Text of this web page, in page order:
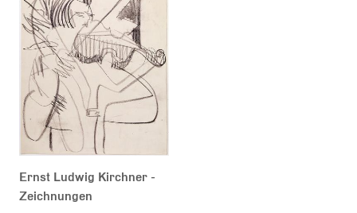
Ernst Ludwig Kirchner -
Zeichnungen